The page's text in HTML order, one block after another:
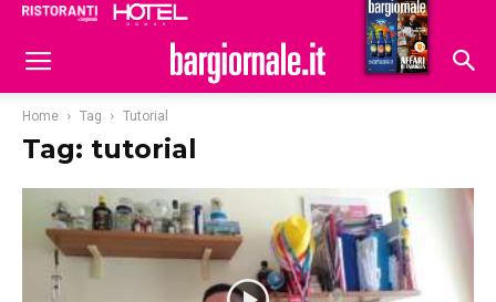
Hoteldomani
Home Tag Tutorial
Tag: tutorial